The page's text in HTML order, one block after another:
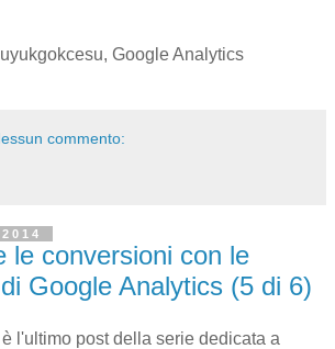
Google Analytics
commento:
le conversioni con le
Google Analytics (5 di 6)
l'ultimo post della serie dedicata a